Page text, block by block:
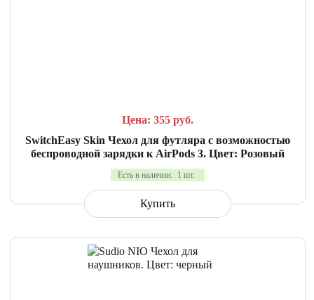
Цена: 355 руб.
SwitchEasy Skin Чехол для футляра с возможностью
беспроводной зарядки к AirPods 3. Цвет: Розовый
Есть в наличии: 1 шт.
Купить